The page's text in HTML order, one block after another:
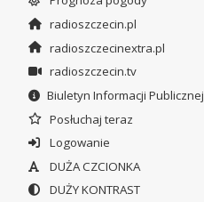
radioszczecin.pl
radioszczecinextra.pl
radioszczecin.tv
Biuletyn Informacji Publicznej
Posłuchaj teraz
Logowanie
DUŻA CZCIONKA
DUŻY KONTRAST